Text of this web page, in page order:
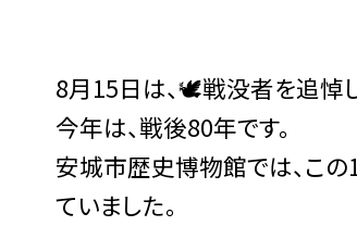
8月15日は、🕊️戦没者を追悼
今年は、戦後80年です。
安城市歴史博物館では、この
ていました。